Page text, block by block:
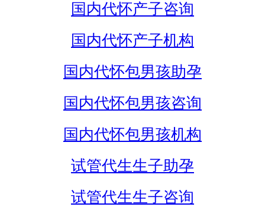
国内代怀产子咨询
国内代怀产子机构
国内代怀包男孩助孕
国内代怀包男孩咨询
国内代怀包男孩机构
试管代生生子助孕
试管代生生子咨询